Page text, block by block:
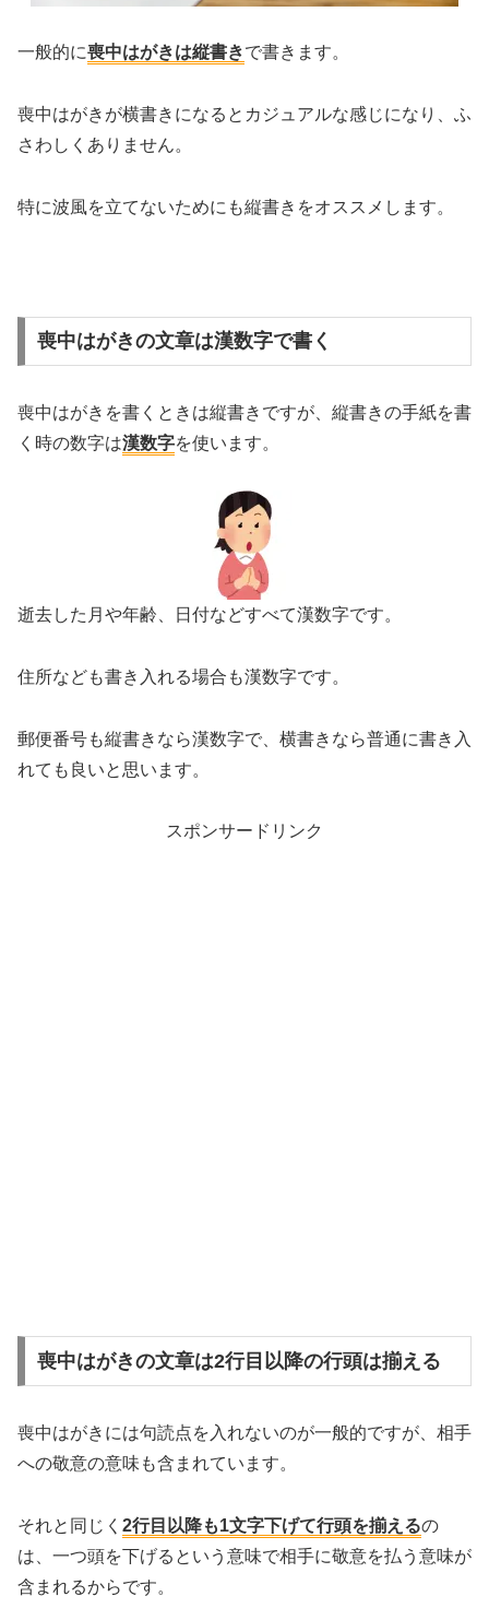
一般的に喪中はがきは縦書きで書きます。
喪中はがきが横書きになるとカジュアルな感じになり、ふ
さわしくありません。
特に波風を立てないためにも縦書きをオススメします。
喪中はがきの文章は漢数字で書く
喪中はがきを書くときは縦書きですが、縦書きの手紙を書
く時の数字は漢数字を使います。
逝去した月や年齢、日付などすべて漢数字です。
住所なども書き入れる場合も漢数字です。
郵便番号も縦書きなら漢数字で、横書きなら普通に書き入
れても良いと思います。
スポンサードリンク
喪中はがきの文章は2行目以降の行頭は揃える
喪中はがきには句読点を入れないのが一般的ですが、相手
への敬意の意味も含まれています。
それと同じく 2行目以降も1文字下げて行頭を揃えるの
は、一つ頭を下げるという意味で相手に敬意を払う意味が
含まれるからです。